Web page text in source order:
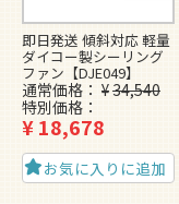
即日発送 傾斜対応 軽量
ダイコー製シーリング
ファン【DJE049】
通常価格 ¥34,540
特別価格
¥18,678
お気に入りに追加